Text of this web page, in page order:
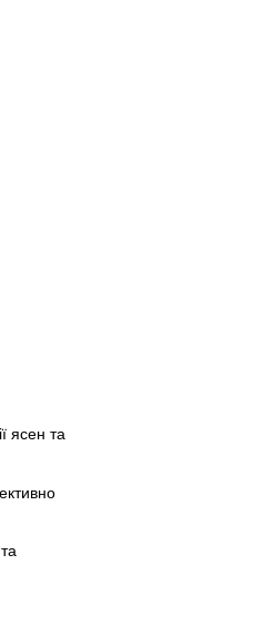
ясен та